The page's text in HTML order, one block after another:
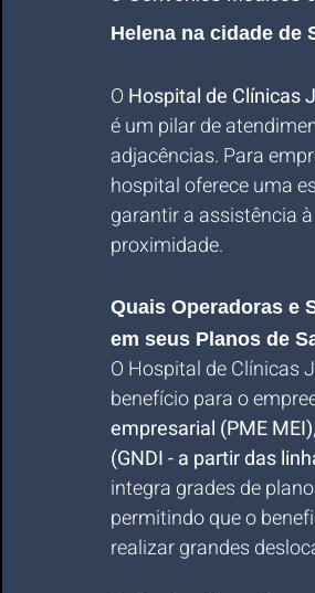
Helena na cidade de
O Hospital de Clínicas
é um pilar de
adjacências. Para
hospital oferece uma
garantir a assistência
proximidade.
Quais Operadoras e
em seus Planos de
O Hospital de Clínicas
benefício para o
empresarial (PME MEI)
(GNDI - a partir das
integra grades de
permitindo que o
realizar grandes